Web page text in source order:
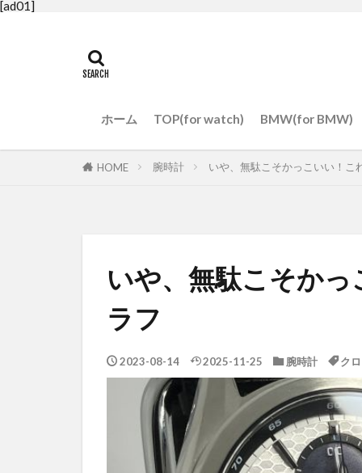
[ad01]
ホーム TOP(for watch) BMW(for BMW)
HOME 腕時計 いや、無駄こそかっこいい！こ
いや、無駄こそか
ラフ
2023-08-14 2025-11-25 腕時計 ク